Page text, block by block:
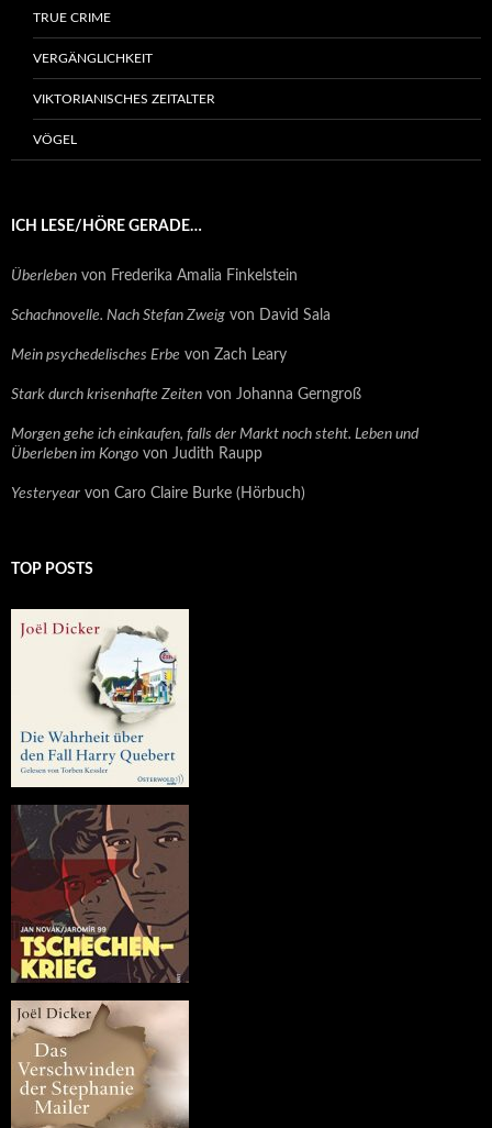
TRUE CRIME
VERGÄNGLICHKEIT
VIKTORIANISCHES ZEITALTER
VÖGEL
ICH LESE/HÖRE GERADE…
Überleben von Frederika Amalia Finkelstein
Schachnovelle. Nach Stefan Zweig von David Sala
Mein psychedelisches Erbe von Zach Leary
Stark durch krisenhafte Zeiten von Johanna Gerngroß
Morgen gehe ich einkaufen, falls der Markt noch steht. Leben und
Überleben im Kongo von Judith Raupp
Yesteryear von Caro Claire Burke (Hörbuch)
TOP POSTS